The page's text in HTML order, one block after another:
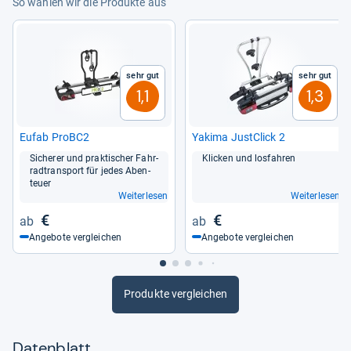
Sehr gut
1,1
Eufab ProBC2
Siche­rer und prak­ti­scher Fahr­
radtrans­port für jedes Aben­
teuer
Weiterlesen
€
Angebote vergleichen
Sehr gut
1,3
Yakima Just­Click 2
Kli­cken und los­fah­ren
Weiterlesen
€
Angebote vergleichen
Produkte vergleichen